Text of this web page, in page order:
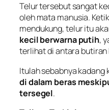
Telur tersebut sangat
oleh mata manusia.
mendukung, telur itu
kecil berwarna putih,
terlihat di antara butiran
Itulah sebabnya kadang
di dalam beras
tersegel.